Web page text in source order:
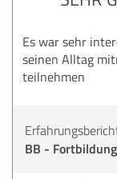
Es war sehr
seinen Alltag
teilnehmen
BB -